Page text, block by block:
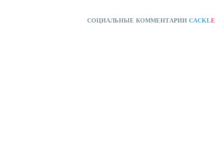
СОЦИАЛЬНЫЕ КОММЕНТАРИИ CACKLE